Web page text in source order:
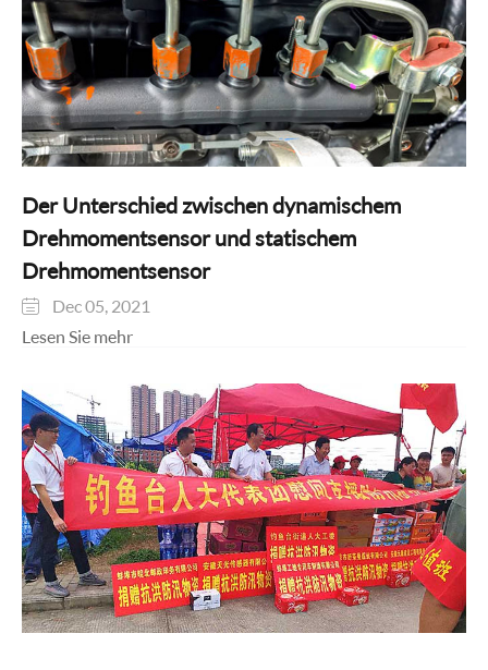
Der Unterschied zwischen dynamischem
Drehmomentsensor und statischem
Drehmomentsensor

Dec 05, 2021
Lesen Sie mehr